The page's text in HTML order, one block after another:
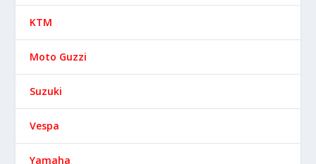
KTM
Moto Guzzi
Suzuki
Vespa
Yamaha